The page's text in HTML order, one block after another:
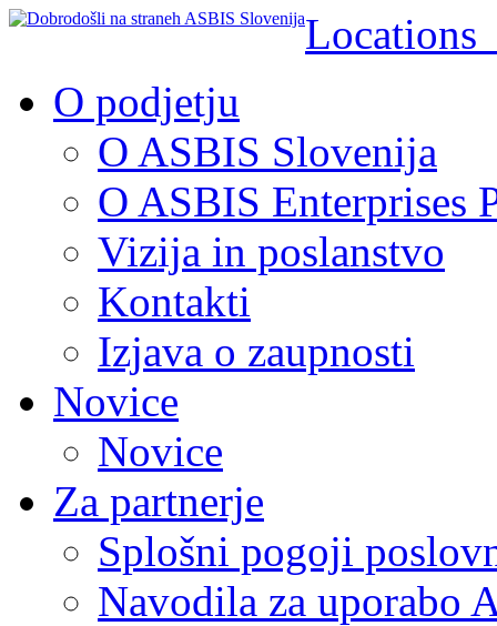
O podjetju
O ASBIS Slovenija
O ASBIS Enterprises
Vizija in poslanstvo
Kontakti
Izjava o zaupnosti
Novice
Novice
Za partnerje
Splošni pogoji
Navodila za uporabo